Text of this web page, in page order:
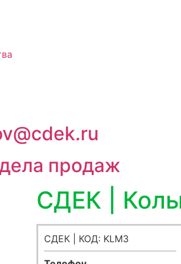
продаж
СДЕК |
СДЕК | КОД: KLM3